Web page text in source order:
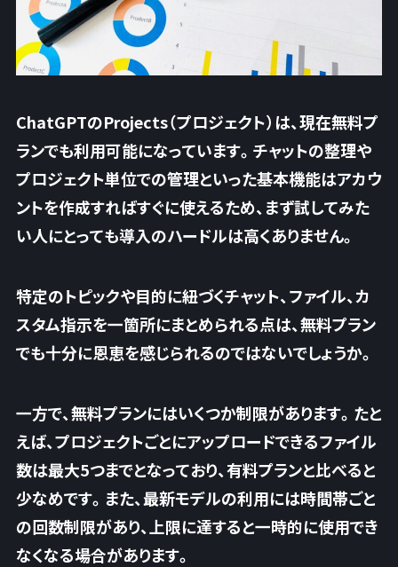
ChatGPTのProjects（プロジェクト）は、現在無料プ
ランでも利用可能になっています。チャットの整理や
プロジェクト単位での管理といった基本機能はアカウ
ントを作成すればすぐに使えるため、まず試してみた
い人にとっても導入のハードルは高くありません。
特定のトピックや目的に紐づくチャット、ファイル、カ
スタム指示を一箇所にまとめられる点は、無料プラン
でも十分に恩恵を感じられるのではないでしょうか。
一方で、無料プランにはいくつか制限があります。たと
えば、プロジェクトごとにアップロードできるファイル
数は最大5つまでとなっており、有料プランと比べると
少なめです。また、最新モデルの利用には時間帯ごと
の回数制限があり、上限に達すると一時的に使用でき
なくなる場合があります。